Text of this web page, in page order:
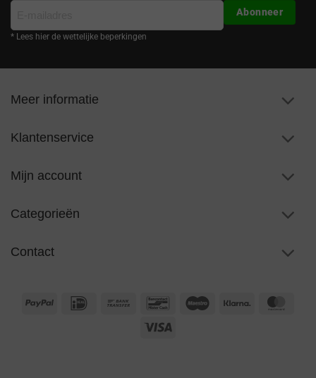
mailadres
* Lees hier de wettelijke beperkingen
Abonneer
Meer informatie
Klantenservice
Mijn account
Categorieën
Contact
PayPal IDeal
Bank
BancontactMaestro Klarna